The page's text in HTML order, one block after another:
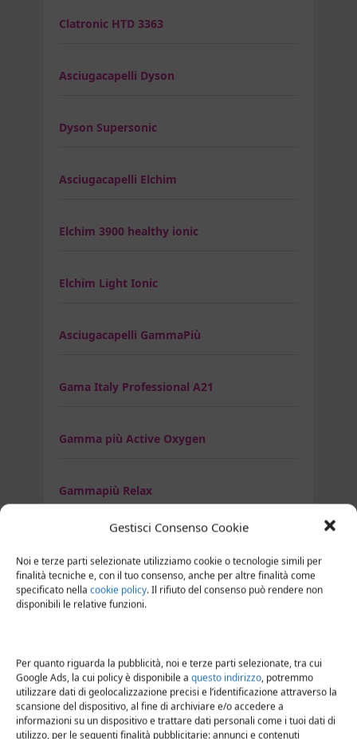
Gestisci Consenso Cookie
Noi e terze parti selezionate utilizziamo cookie o tecnologie simili per
finalità tecniche e, con il tuo consenso, anche per altre finalità come
specificato nella cookie policy. Il rifiuto del consenso può rendere non
disponibili le relative funzioni.
Per quanto riguarda la pubblicità, noi e terze parti selezionate, tra cui
Google Ads, la cui policy è disponibile a questo indirizzo, potremmo
utilizzare dati di geolocalizzazione precisi e l’identificazione attraverso la
scansione del dispositivo, al fine di archiviare e/o accedere a
informazioni su un dispositivo e trattare dati personali come i tuoi dati di
utilizzo, per le seguenti finalità pubblicitarie: annunci e contenuti
Clatronic HTD 3363
Asciugacapelli Dyson
Dyson Supersonic
Asciugacapelli Elchim
Elchim 3900 healthy ionic
Elchim Light Ionic
Asciugacapelli GammaPiù
Gama Italy Professional A21
Gamma più Active Oxygen
Gammapiù Relax
Ghd air
Ghd Flight Wanderlust